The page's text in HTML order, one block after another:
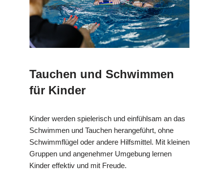
Tauchen und Schwimmen
für Kinder
Kinder werden spielerisch und einfühlsam an das
Schwimmen und Tauchen herangeführt, ohne
Schwimmflügel oder andere Hilfsmittel. Mit kleinen
Gruppen und angenehmer Umgebung lernen
Kinder effektiv und mit Freude.